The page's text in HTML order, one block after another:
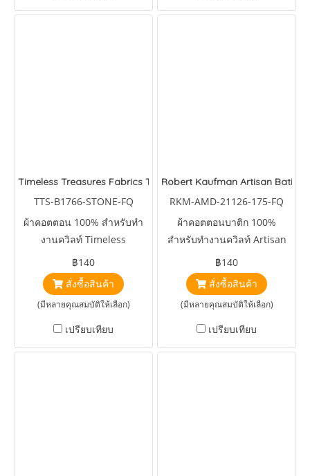
Timeless Treasures Fabrics Tonka Batiks Mountain Meadow
TTS-B1766-STONE-FQ
ผ้าคอตตอน 100% สำหรับทำ
งานควิลท์ Timeless
Treasures Fabrics Tonka
Batiks Mountain Meadow
Stone Clematis
฿140
สั่งซื้อสินค้า
(มีหลายคุณสมบัติให้เลือก)
เปรียบเทียบ
Robert Kaufman Artisan Batiks
RKM-AMD-21126-175-FQ
ผ้าคอตตอนบาติก 100%
สำหรับทำงานควิลท์ Artisan
Batiks Celebrate Fall Lunn
Studios Scattered Seeds
Nutmeg
฿140
สั่งซื้อสินค้า
(มีหลายคุณสมบัติให้เลือก)
เปรียบเทียบ